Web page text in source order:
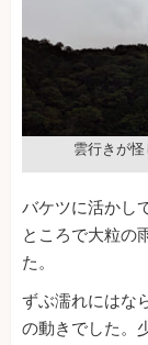
雲行きが
バケツに活かし
ところで大粒の
た。
ずぶ濡れにはな
の動きでした。